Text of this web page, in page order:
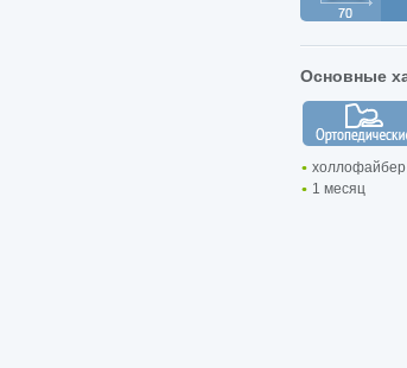
Основные
холлофайбер
1 месяц